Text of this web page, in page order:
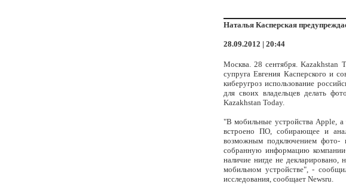
Наталья Касперская
28.09.2012 | 20:44
Москва. 28 сентября. Kazakhstan
супруга Евгения Касперского и
киберугроз использование
для своих владельцев делать
Kazakhstan Today.
"В мобильные устройства Apple,
встроено ПО, собирающее и
возможным подключением фото-
собранную информацию
наличие нигде не декларировано,
мобильном устройстве", -
исследования, сообщает Newsru.